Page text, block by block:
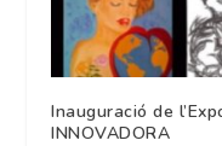
Inauguració de
INNOVADORA